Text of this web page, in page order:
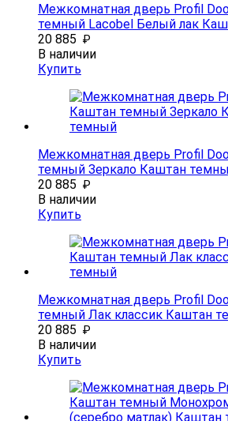
Межкомнатная дверь Profil
темный Lacobel Белый лак
20 885 ₽
В наличии
Купить
Межкомнатная дверь Profil
темный Зеркало Каштан
20 885 ₽
В наличии
Купить
Межкомнатная дверь Profil
темный Лак классик Каштан
20 885 ₽
В наличии
Купить